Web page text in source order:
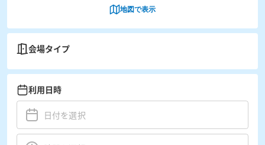
地図で表示
会場タイプ
利用日時